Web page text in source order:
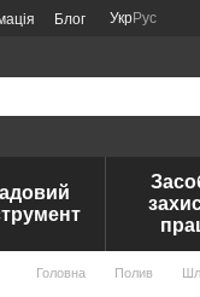
Блог УкрРус
Головна Полив